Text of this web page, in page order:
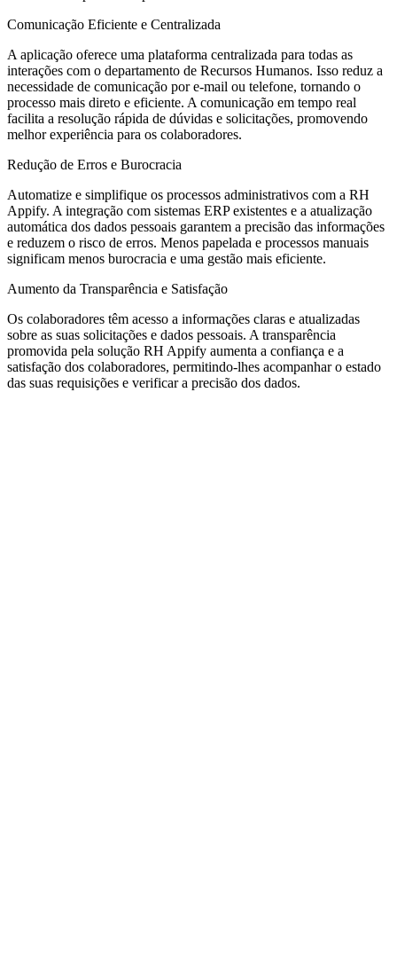
Comunicação Eficiente e Centralizada
A aplicação oferece uma plataforma centralizada para todas as
interações com o departamento de Recursos Humanos. Isso reduz a
necessidade de comunicação por e-mail ou telefone, tornando o
processo mais direto e eficiente. A comunicação em tempo real
facilita a resolução rápida de dúvidas e solicitações, promovendo
melhor experiência para os colaboradores.
Redução de Erros e Burocracia
Automatize e simplifique os processos administrativos com a RH
Appify. A integração com sistemas ERP existentes e a atualização
automática dos dados pessoais garantem a precisão das informações
e reduzem o risco de erros. Menos papelada e processos manuais
significam menos burocracia e uma gestão mais eficiente.
Aumento da Transparência e Satisfação
Os colaboradores têm acesso a informações claras e atualizadas
sobre as suas solicitações e dados pessoais. A transparência
promovida pela solução RH Appify aumenta a confiança e a
satisfação dos colaboradores, permitindo-lhes acompanhar o estado
das suas requisições e verificar a precisão dos dados.